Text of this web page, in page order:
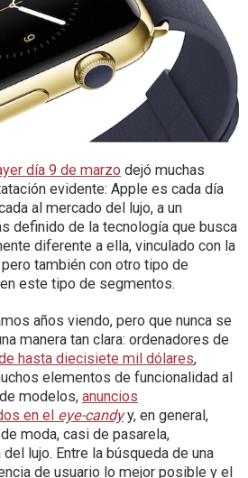
día 9 de marzo dejó muchas
evidente: Apple es cada día
al mercado del lujo, a un
definido de la tecnología que busca
diferente a ella, vinculado con la
también con otro tipo de
este tipo de segmentos.
años viendo, pero que nunca se
manera tan clara: ordenadores de
hasta diecisiete mil dólares,
elementos de funcionalidad al
modelos, anuncios
en el eye-candyy, en general,
moda, casi de pasarela,
lujo. Entre la búsqueda de una
de usuario lo mejor posible y el